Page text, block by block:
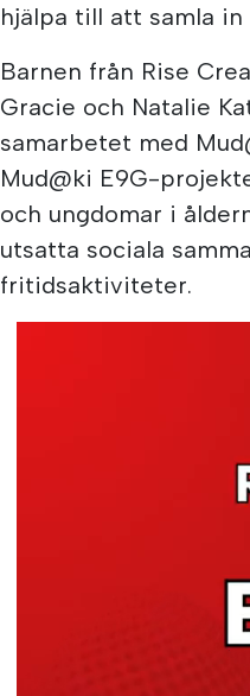
hjälpa till att samla
Barnen från Rise
Gracie och Natalie
samarbetet med
Mud@ki E9G-
och ungdomar i
utsatta sociala
fritidsaktiviteter.